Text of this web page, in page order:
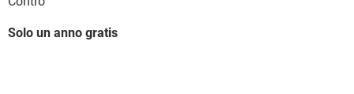
Solo un anno gratis